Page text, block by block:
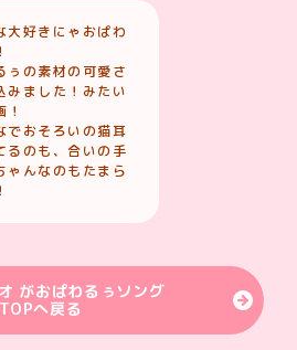
大好きにゃおぱわ
ぅの素材の可愛さ
みました！みたい
でおそろいの猫耳
るのも、合いの手
ゃんなのもたまら
がおぱわるぅソング
TOPへ戻る